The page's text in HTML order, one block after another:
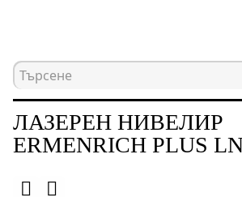
Начална страница
ЛАЗЕРЕН НИВЕЛИР
ERMENRICH PLUS